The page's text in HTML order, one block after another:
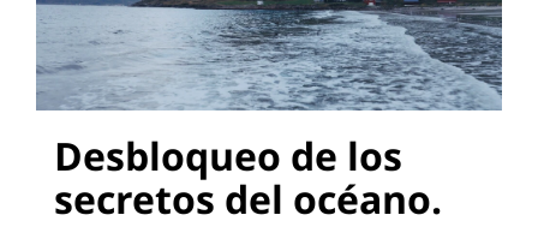
Desbloqueo de los
secretos del océano.